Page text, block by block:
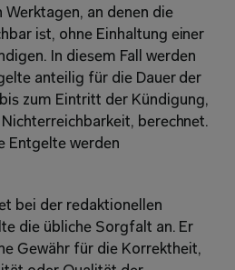
an denen die
ist, ohne Einhaltung einer
In diesem Fall werden
anteilig für die Dauer der
zum Eintritt der Kündigung,
berechnet.
Entgelte werden
bei der redaktionellen
die übliche Sorgfalt an. Er
Gewähr für die Korrektheit,